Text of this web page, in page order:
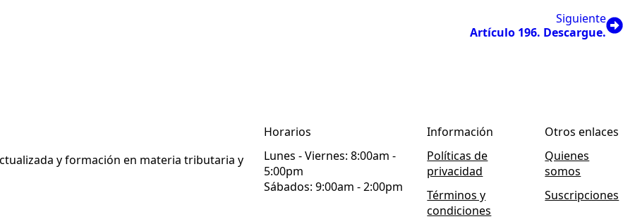
Siguiente
Artículo 196. Descargue.
y formación en materia tributaria y
Horarios
Lunes - Viernes: 8:00am -
5:00pm
Sábados: 9:00am - 2:00pm
Información
Políticas de
privacidad
Términos y
condiciones
Otros enlaces
Quienes
somos
Suscripciones